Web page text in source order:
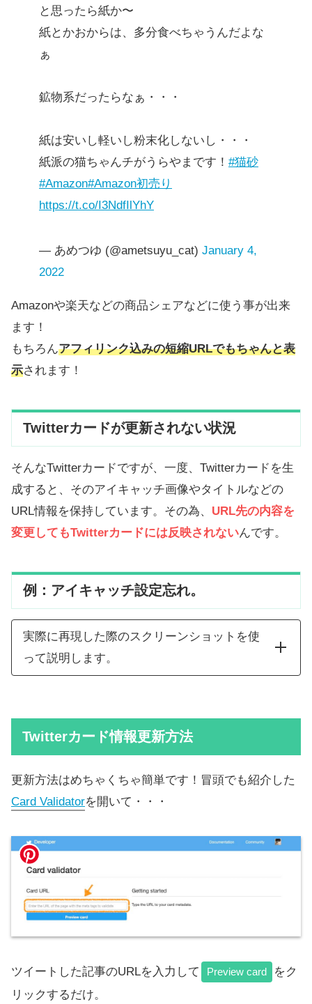
と思ったら紙か〜
紙とかおからは、多分食べちゃうんだよな
ぁ
鉱物系だったらなぁ・・・
紙は安いし軽いし粉末化しないし・・・
紙派の猫ちゃんチがうらやまです！ #猫砂
#Amazon#Amazon初売り
https://t.co/I3NdfIlYhY
— あめつゆ (@ametsuyu_cat) January 4,
2022
Amazonや楽天などの商品シェアなどに使う事が出来
ます！
もちろんアフィリンク込みの短縮URLでもちゃんと表
示されます！
Twitterカードが更新されない状況
そんなTwitterカードですが、一度、Twitterカードを生
成すると、そのアイキャッチ画像やタイトルなどの
URL情報を保持しています。その為、 URL先の内容を
変更してもTwitterカードには反映されないんです。
例：アイキャッチ設定忘れ。
実際に再現した際のスクリーンショットを使
って説明します。
Twitterカード情報更新方法
更新方法はめちゃくちゃ簡単です！冒頭でも紹介した
Card Validatorを開いて・・・
ツイートした記事のURLを入力して Preview card
をク
リックするだけ。